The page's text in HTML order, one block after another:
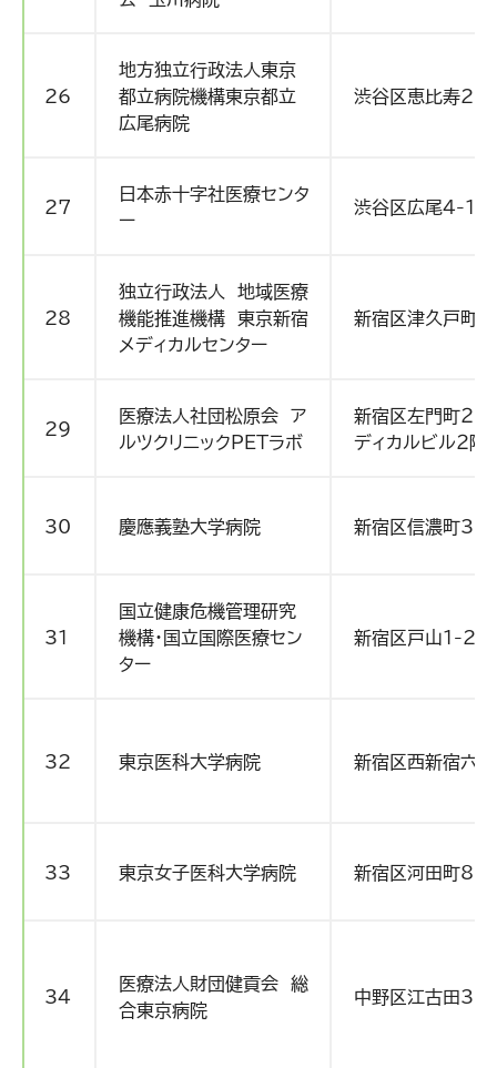
26
地方独立行政法人東京
都立病院機構東京都立
広尾病院
渋谷区恵比寿2-
27
日本赤十字社医療センタ
ー
渋谷区広尾4-1-
28
独立行政法人 地域医療
機能推進機構 東京新宿
メディカルセンター
新宿区津久戸町
29
医療法人社団松原会 ア
ルツクリニックPETラボ
新宿区左門町２０
ディカルビル２階
30 慶應義塾大学病院 新宿区信濃町35
31
国立健康危機管理研究
機構・国立国際医療セン
ター
新宿区戸山1-
32 東京医科大学病院 新宿区西新宿六
33 東京女子医科大学病院 新宿区河田町8-1
34
医療法人財団健貢会 総
合東京病院
中野区江古田3-